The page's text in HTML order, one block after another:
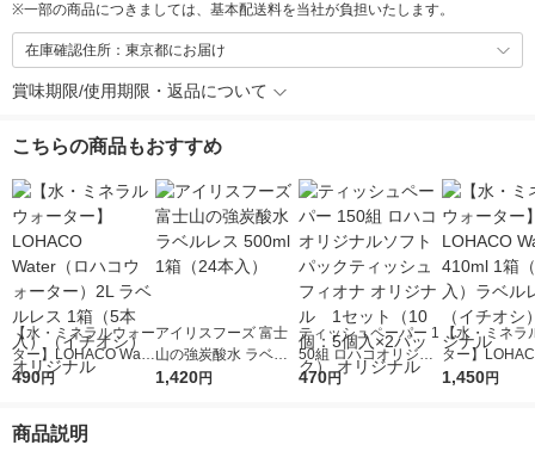
※一部の商品につきましては、基本配送料を当社が負担いたします。
在庫確認住所：東京都にお届け
賞味期限/使用期限・返品について
こちらの商品もおすすめ
【水・ミネラルウォー
ター】LOHACO Wate
r（ロハコウォータ
シ） オリジナル
490円
アイリスフーズ 富士
山の強炭酸水 ラベル
レス 500ml 1箱（24
1,420円
ティッシュペーパー 1
50組 ロハコオリジナ
ルソフトパックティッ
470円
【水・ミネラ
ター】
r 410ml 1箱（
1,450円
商品説明